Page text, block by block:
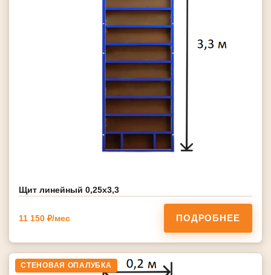
Щит линейный 0,25х3,3
11 150 ₽/мес ПОДРОБНЕЕ
СТЕНОВАЯ ОПАЛУБКА